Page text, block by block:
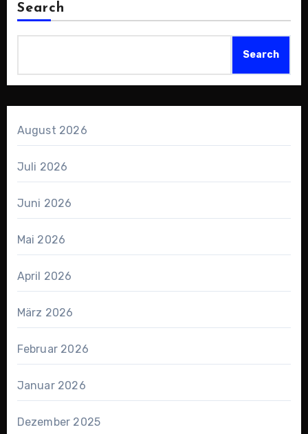
Search
Search
August 2026
Juli 2026
Juni 2026
Mai 2026
April 2026
März 2026
Februar 2026
Januar 2026
Dezember 2025